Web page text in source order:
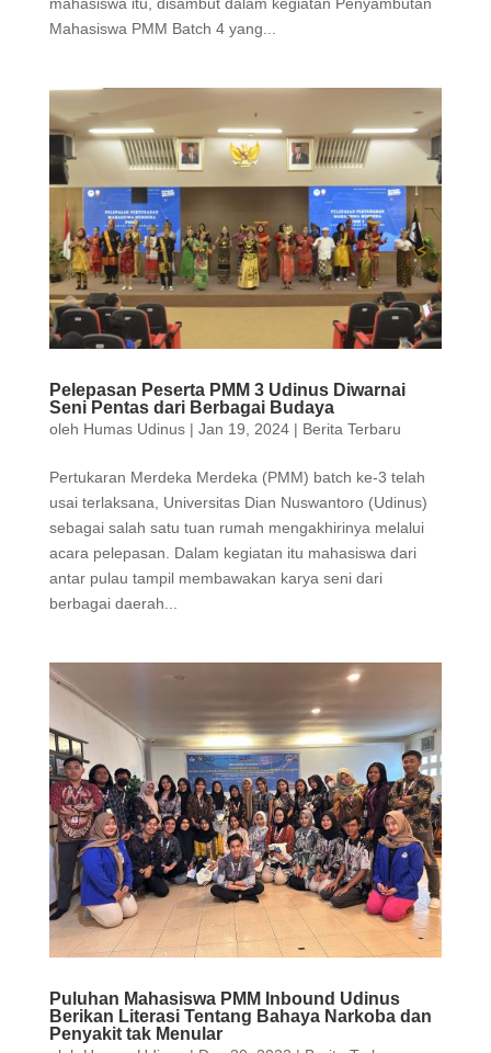
mahasiswa itu, disambut dalam kegiatan Penyambutan
Mahasiswa PMM Batch 4 yang...
Pelepasan Peserta PMM 3 Udinus Diwarnai
Seni Pentas dari Berbagai Budaya
oleh Humas Udinus| Jan 19, 2024| Berita Terbaru
Pertukaran Merdeka Merdeka (PMM) batch ke-3 telah
usai terlaksana, Universitas Dian Nuswantoro (Udinus)
sebagai salah satu tuan rumah mengakhirinya melalui
acara pelepasan. Dalam kegiatan itu mahasiswa dari
antar pulau tampil membawakan karya seni dari
berbagai daerah...
Puluhan Mahasiswa PMM Inbound Udinus
Berikan Literasi Tentang Bahaya Narkoba dan
Penyakit tak Menular